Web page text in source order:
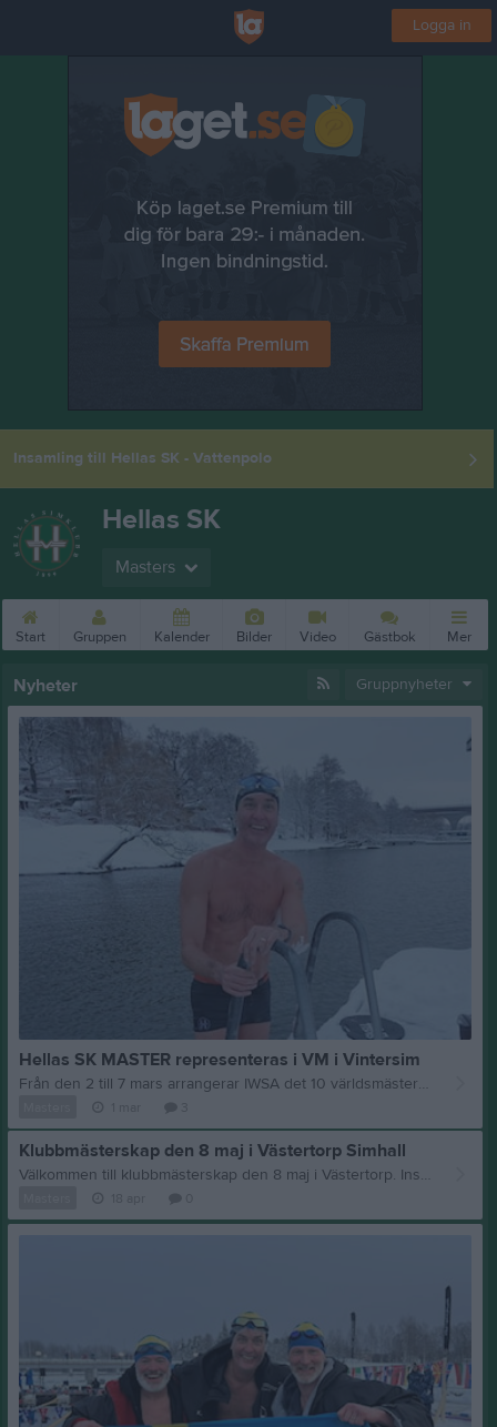
Logga in
Insamling till Hellas SK - Vattenpolo
Hellas SK
Masters
Start Gruppen Kalender Bilder Video Gästbok Mer
Nyheter Gruppnyheter
Hellas SK MASTER representeras i VM i Vintersim
Från den 2 till 7 mars arrangerar IWSA det 10 världsmästerskapen I Vintersim. Denna gång är man tillbaka på anrik mark, Oulu i Finland. Det var där första mästerskapet ordnades. Karl-Henrik Engardt representerar Hellas SK Masters. Det är hans fjärde vm. Denna gång simmar han 25 , 50 och 200 m bröstsim. Vill ni veta mer om vm och se något lopp har du en länken till VM och organisationen här https://www.facebook.com/share/1DbEMbEqBd/
Klubbmästerskap den 8 maj i Västertorp Simhall
Välkommen till klubbmästerskap den 8 maj i Västertorp. Insim: 19.00 Tävlingsstart ca 19.40. Grenarna som erbjuds denna kväll är : Gren 1 50m Fjärilsim Gren 2 50m Ryggsim Gren 4 50m Bröstsim Gren 5 50m Frisim Anmälan in senast Den 1a Maj till simning@hellassk.se Med vänliga hälsningar Kalle Engardt